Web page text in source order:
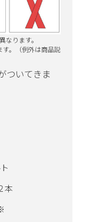
ります。
す。（例外は商品説
ついてきま
本